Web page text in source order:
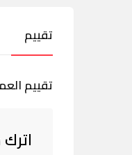
تقييم
تقييم